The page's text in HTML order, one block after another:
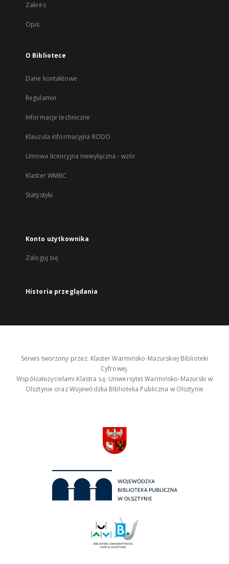
Zakres
Opis
O Bibliotece
Dane kontaktowe
Regulamin
Informacje techniczne
Klauzula informacyjna RODO
Umowa licencyjna niewyłączna - wzór
Klaster WMBC
Statystyki
Konto użytkownika
Zaloguj się
Historia przeglądania
Serwis tworzony przez: Klaster Warmińsko-Mazurskiej Biblioteki
Cyfrowej.
Współzałożycielami Klastra są: Uniwersytet Warmińsko-Mazurski w
Olsztynie oraz Wojewódzka Biblioteka Publiczna w Olsztynie